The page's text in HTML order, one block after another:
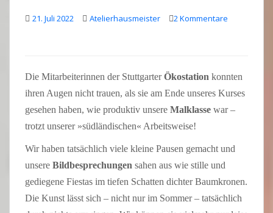
21. Juli 2022 Atelierhausmeister 2 Kommentare
Die Mitarbeiterinnen der StuttgarterÖkostation konnten
ihren Augen nicht trauen, als sie am Ende unseres Kurses
gesehen haben, wie produktiv unsere Malklasse war –
trotzt unserer »südländischen« Arbeitsweise!
Wir haben tatsächlich viele kleine Pausen gemacht und
unsere Bildbesprechungen sahen aus wie stille und
gediegene Fiestas im tiefen Schatten dichter Baumkronen.
Die Kunst lässt sich – nicht nur im Sommer – tatsächlich